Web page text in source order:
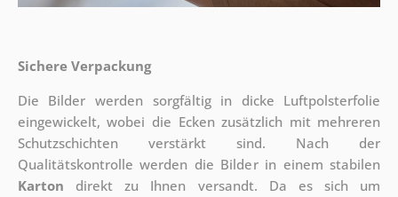
Sichere Verpackung
Die Bilder werden sorgfältig in dicke Luftpolsterfolie
eingewickelt, wobei die Ecken zusätzlich mit mehreren
Schutzschichten verstärkt sind. Nach der
Qualitätskontrolle werden die Bilder in einem stabilen
Karton direkt zu Ihnen versandt. Da es sich um